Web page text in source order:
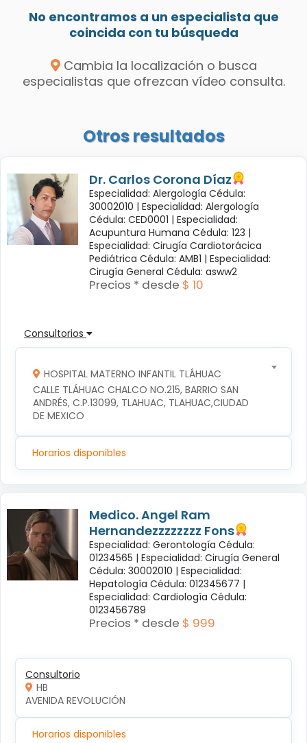
No encontramos a un especialista que
coincida con tu búsqueda
Cambia la localización o busca
especialistas que ofrezcan vídeo consulta.
Otros resultados
Dr. Carlos Corona Díaz
Especialidad: Alergología Cédula:
30002010 | Especialidad: Alergología
Cédula: CED0001 | Especialidad:
Acupuntura Humana Cédula: 123 |
Especialidad: Cirugía Cardiotorácica
Pediátrica Cédula: AMB1 | Especialidad:
Cirugía General Cédula: asww2
Precios * desde $ 10
Consultorios
HOSPITAL MATERNO INFANTIL TLÁHUAC
CALLE TLÁHUAC CHALCO NO.215, BARRIO SAN
ANDRÉS, C.P.13099, TLAHUAC, TLAHUAC,CIUDAD
DE MEXICO
Horarios disponibles
Medico. Angel Ram
Hernandezzzzzzzz Fons
Especialidad: Gerontología Cédula:
01234565 | Especialidad: Cirugía General
Cédula: 30002010 | Especialidad:
Hepatología Cédula: 012345677 |
Especialidad: Cardiología Cédula:
0123456789
Precios * desde $ 999
Consultorio
HB
AVENIDA REVOLUCIÓN
Horarios disponibles